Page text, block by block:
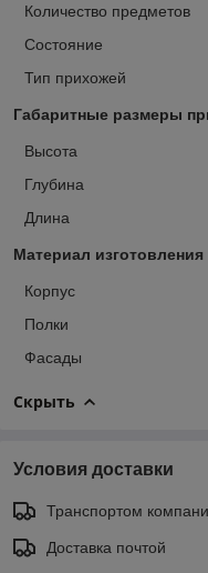
Количество предметов
Состояние
Тип прихожей
Габаритные размеры
Высота
Глубина
Длина
Материал изготовления
Корпус
Полки
Фасады
Скрыть
Условия доставки
Транспортом
Доставка почтой